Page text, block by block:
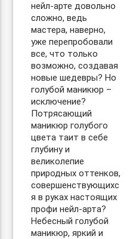
нейл-арте довольно
сложно, ведь
мастера, наверно,
уже перепробовали
все, что только
возможно, создавая
новые шедевры? Но
голубой маникюр –
исключение?
Потрясающий
маникюр голубого
цвета таит в себе
глубину и
великолепие
природных оттенков,
совершенствующихс
я в руках настоящих
профи нейл-арта?
Небесный голубой
маникюр, яркий и